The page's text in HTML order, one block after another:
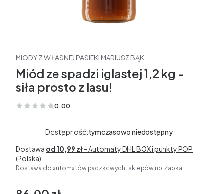
MIODY Z WŁASNEJ PASIEKI MARIUSZ BĄK
Miód ze spadzi iglastej 1,2 kg -
siła prosto z lasu!
0.00
(Oceny: 0 Recenzje: 0)
Dostępność:tymczasowo niedostępny
Dostawa od 10,99 zł- Automaty DHL BOX i punkty POP
(Polska)
Dostawa do automatów paczkowych i sklepów np. Żabka